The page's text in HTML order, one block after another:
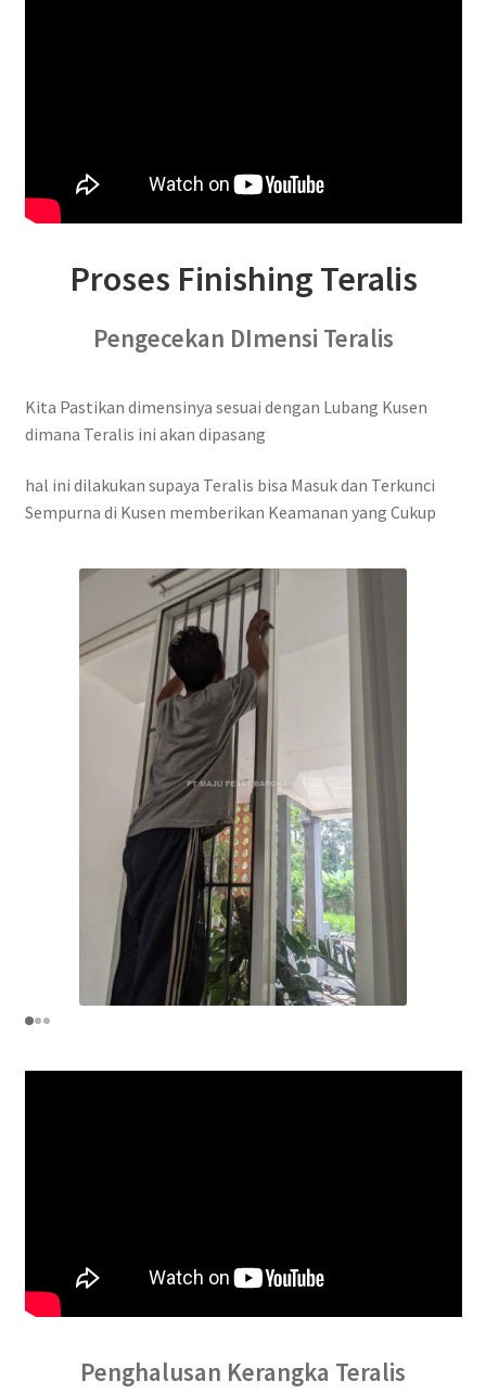
Proses Finishing Teralis
Pengecekan DImensi Teralis
Kita Pastikan dimensinya sesuai dengan Lubang Kusen
dimana Teralis ini akan dipasang
hal ini dilakukan supaya Teralis bisa Masuk dan Terkunci
Sempurna di Kusen memberikan Keamanan yang Cukup
Penghalusan Kerangka Teralis